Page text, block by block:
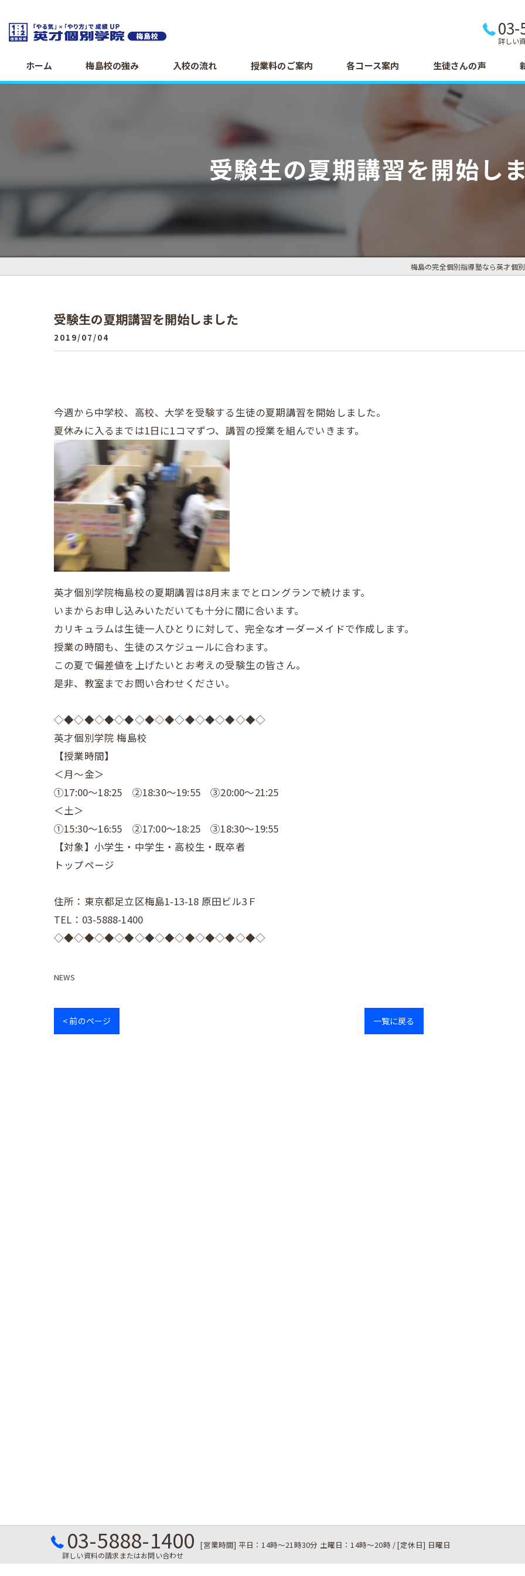
03-
詳しい
ホーム 梅島校の強み 入校の流れ 授業料のご案内 各コース案内 生徒さんの声
受験生の夏期講習を開始し
梅島の完全個別指導塾なら英才個
受験生の夏期講習を開始しました
2019/07/04
今週から中学校、高校、大学を受験する生徒の夏期講習を開始しました。
夏休みに入るまでは1日に1コマずつ、講習の授業を組んでいきます。
英才個別学院梅島校の夏期講習は8月末までとロングランで続けます。
いまからお申し込みいただいても十分に間に合います。
カリキュラムは生徒一人ひとりに対して、完全なオーダーメイドで作成します。
授業の時間も、生徒のスケジュールに合わます。
この夏で偏差値を上げたいとお考えの受験生の皆さん。
是非、教室までお問い合わせください。
◇◆◇◆◇◆◇◆◇◆◇◆◇◆◇◆◇◆◇◆◇
英才個別学院 梅島校
【授業時間】
＜月～金＞
①17:00～18:25 ②18:30～19:55 ③20:00～21:25
＜土＞
①15:30～16:55 ②17:00～18:25 ③18:30～19:55
【対象】小学生・中学生・高校生・既卒者
トップページ
住所：東京都足立区梅島1-13-18 原田ビル3Ｆ
TEL：03-5888-1400
◇◆◇◆◇◆◇◆◇◆◇◆◇◆◇◆◇◆◇◆◇
NEWS
< 前のページ 一覧に戻る
03-5888-1400
詳しい資料の請求またはお問い合わせ
[営業時間] 平日：14時～21時30分 土曜日：14時～20時 / [定休日] 日曜日